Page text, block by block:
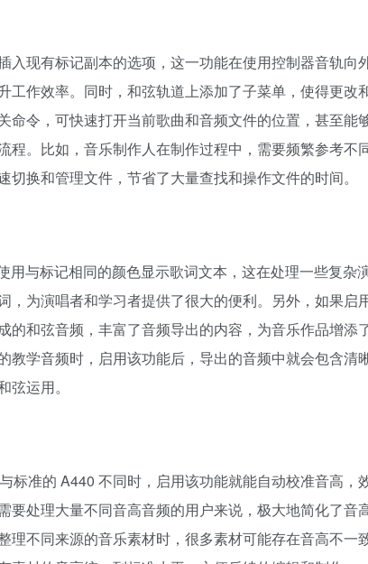
现有标记副本的选项，这一功能在使用控制器音轨向
作效率。同时，和弦轨道上添加了子菜单，使得更改
令，可快速打开当前歌曲和音频文件的位置，甚至能
。比如，音乐制作人在制作过程中，需要频繁参考不
换和管理文件，节省了大量查找和操作文件的时间。​
与标记相同的颜色显示歌词文本，这在处理一些复杂
为演唱者和学习者提供了很大的便利。另外，如果启
和弦音频，丰富了音频导出的内容，为音乐作品增添
学音频时，启用该功能后，导出的音频中就会包含清
运用。​
标准的 A440 不同时，启用该功能就能自动校准音高，
处理大量不同音高音频的用户来说，极大地简化了音
不同来源的音乐素材时，很多素材可能存在音高不一